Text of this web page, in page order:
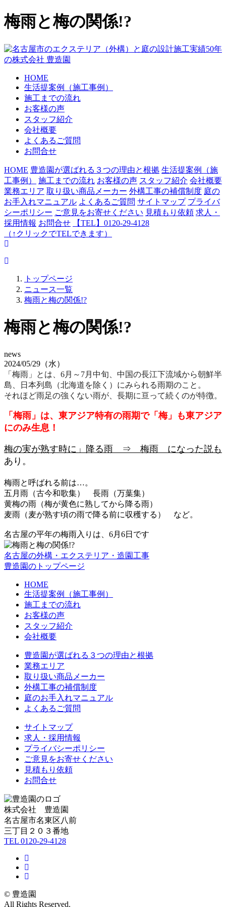
梅雨と梅の関係!?
HOME
生活提案例（施工事例）
施工までの流れ
お客様の声
スタッフ紹介
会社概要
よくあるご質問
お問合せ
HOME 豊造園が選ばれる３つの理由と根拠 生活提案例（施
工事例）
施工までの流れ お客様の声 スタッフ紹介 会社概要
業務エリア 取り扱い商品メーカー 外構工事の補償制度 庭の
お手入れマニュアル よくあるご質問 サイトマップ プライバ
シーポリシー ご意見をお寄せください 見積もり依頼 求人・
採用情報 お問合せ
【TEL】0120-29-4128
（↑クリックでTELできます）
トップページ
ニュース一覧
梅雨と梅の関係!?
梅雨と梅の関係!?
news
2024/05/29（水）
「梅雨」とは、6月～7月中旬、中国の長江下流域から朝鮮半
島、日本列島（北海道を除く）にみられる雨期のこと。
それほど雨足の強くない雨が、長期に亘って続くのが特徴。
「梅雨」は、東アジア特有の雨期で「梅」も東アジア
にのみ生息！
梅の実が熟す時に」降る雨 ⇒ 梅雨 になった説も
あり。
梅雨と呼ばれる前は…。
五月雨（古今和歌集） 長雨（万葉集）
黄梅の雨（梅が黄色に熟してから降る雨）
麦雨（麦が熟す頃の雨で降る前に収穫する） など。
名古屋の平年の梅雨入りは、6月6日です
名古屋の外構・エクステリア・造園工事
豊造園のトップページ
HOME
生活提案例（施工事例）
施工までの流れ
お客様の声
スタッフ紹介
会社概要
豊造園が選ばれる３つの理由と根拠
業務エリア
取り扱い商品メーカー
外構工事の補償制度
庭のお手入れマニュアル
よくあるご質問
サイトマップ
求人・採用情報
プライバシーポリシー
ご意見をお寄せください
見積もり依頼
お問合せ
株式会社 豊造園
名古屋市名東区八前
三丁目２０３番地
TEL 0120-29-4128
© 豊造園
All Rights Reserved.